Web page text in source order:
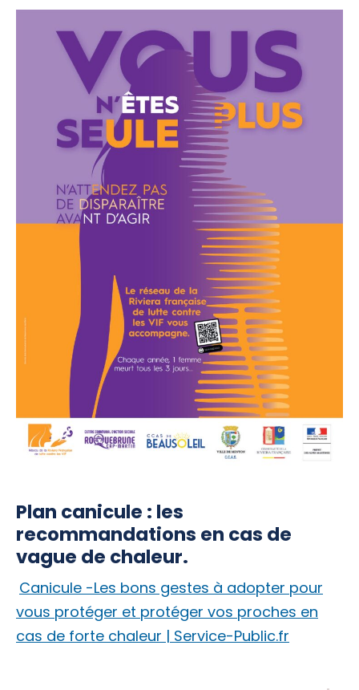
Plan canicule : les
recommandations en cas de
vague de chaleur.
Canicule -Les bons gestes à adopter pour
vous protéger et protéger vos proches en
cas de forte chaleur | Service-Public.fr